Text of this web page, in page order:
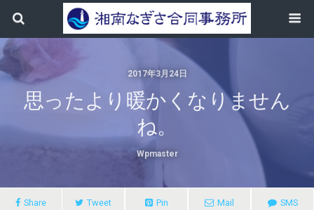
2017年3月24日
思ったより暖かくなりません
ね。
Wpmaster
Share Tweet Pin Mail SMS